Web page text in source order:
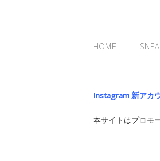
HOME
Instagram 新アカ
本サイトはプロモ